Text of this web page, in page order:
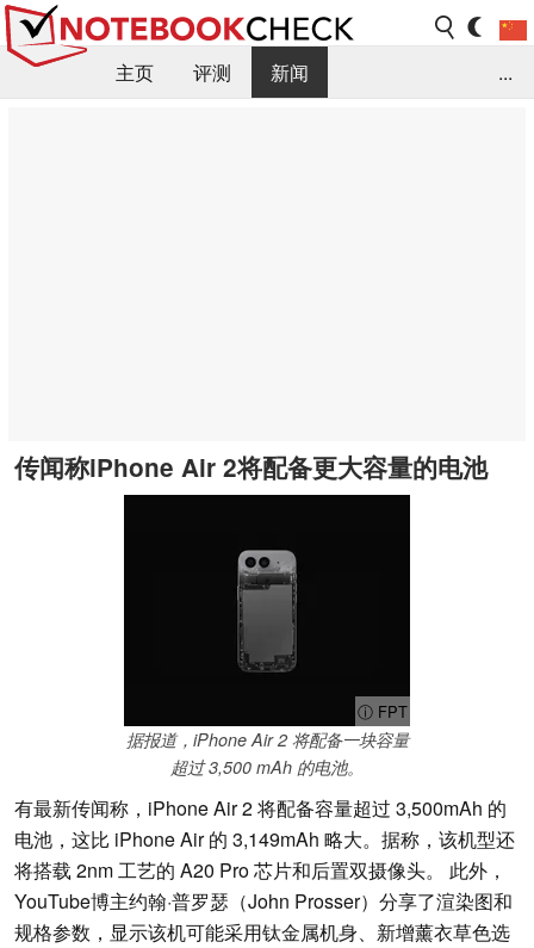
主页 评测
新闻
...
传闻称iPhone Air 2将配备更大容量的电池
ⓘ FPT
据报道，iPhone Air 2 将配备一块容量
超过 3,500 mAh 的电池。
有最新传闻称，iPhone Air 2 将配备容量超过 3,500mAh 的
电池，这比 iPhone Air 的 3,149mAh 略大。据称，该机型还
将搭载 2nm 工艺的 A20 Pro 芯片和后置双摄像头。 此外，
YouTube博主约翰·普罗瑟（John Prosser）分享了渲染图和
规格参数，显示该机可能采用钛金属机身、新增薰衣草色选